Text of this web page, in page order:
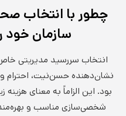
چطور با انتخاب
سازمان خود
انتخاب سررسید مدیریتی
نشان‌دهنده حسن‌نیت، احترام
بود. این الزاماً به معنای
شخصی‌سازی مناسب و